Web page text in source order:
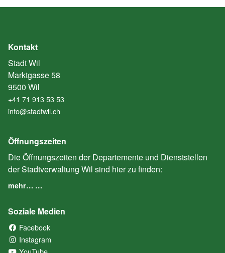
Kontakt
Stadt Wil
Marktgasse 58
9500 Wil
+41 71 913 53 53
info@stadtwil.ch
Öffnungszeiten
Die Öffnungszeiten der Departemente und Dienststellen
der Stadtverwaltung Wil sind hier zu finden:
mehr… …
Soziale Medien
Facebook
Instagram